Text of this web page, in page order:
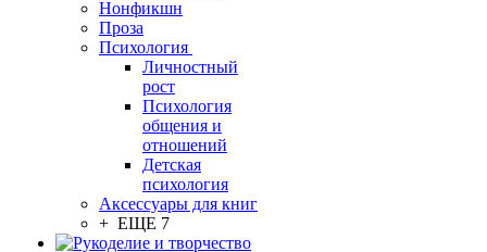
Нонфикшн
Проза
Психология
Личностный
рост
Психология
общения и
отношений
Детская
психология
Аксессуары для книг
+ ЕЩЕ 7